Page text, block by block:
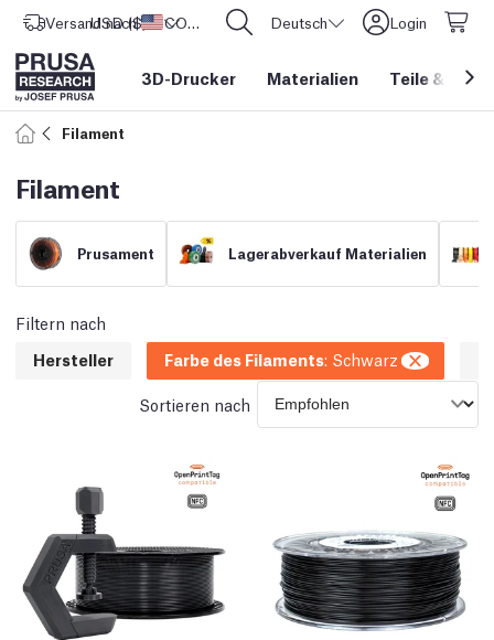
Versand nach Vereinigte Staaten
USD ($) CORE One L: Jetzt auf Lager! Deutsch Login
3D-Drucker Materialien Teile &
Filament
Filament
Prusament Lagerabverkauf Materialien
Filtern nach
Hersteller
Farbe des Filaments: Schwarz
Sortieren nach